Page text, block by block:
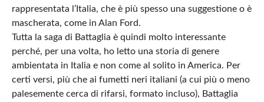
rappresentata l’Italia, che è più spesso una suggestione o è
mascherata, come in Alan Ford.
Tutta la saga di Battaglia è quindi molto interessante
perché, per una volta, ho letto una storia di genere
ambientata in Italia e non come al solito in America. Per
certi versi, più che ai fumetti neri italiani (a cui più o meno
palesemente cerca di rifarsi, formato incluso), Battaglia